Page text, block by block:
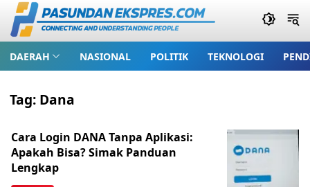
DAERAH NASIONAL POLITIK TEKNOLOGI
Tag: Dana
Cara Login DANA Tanpa Aplikasi:
Apakah Bisa? Simak Panduan
Lengkap